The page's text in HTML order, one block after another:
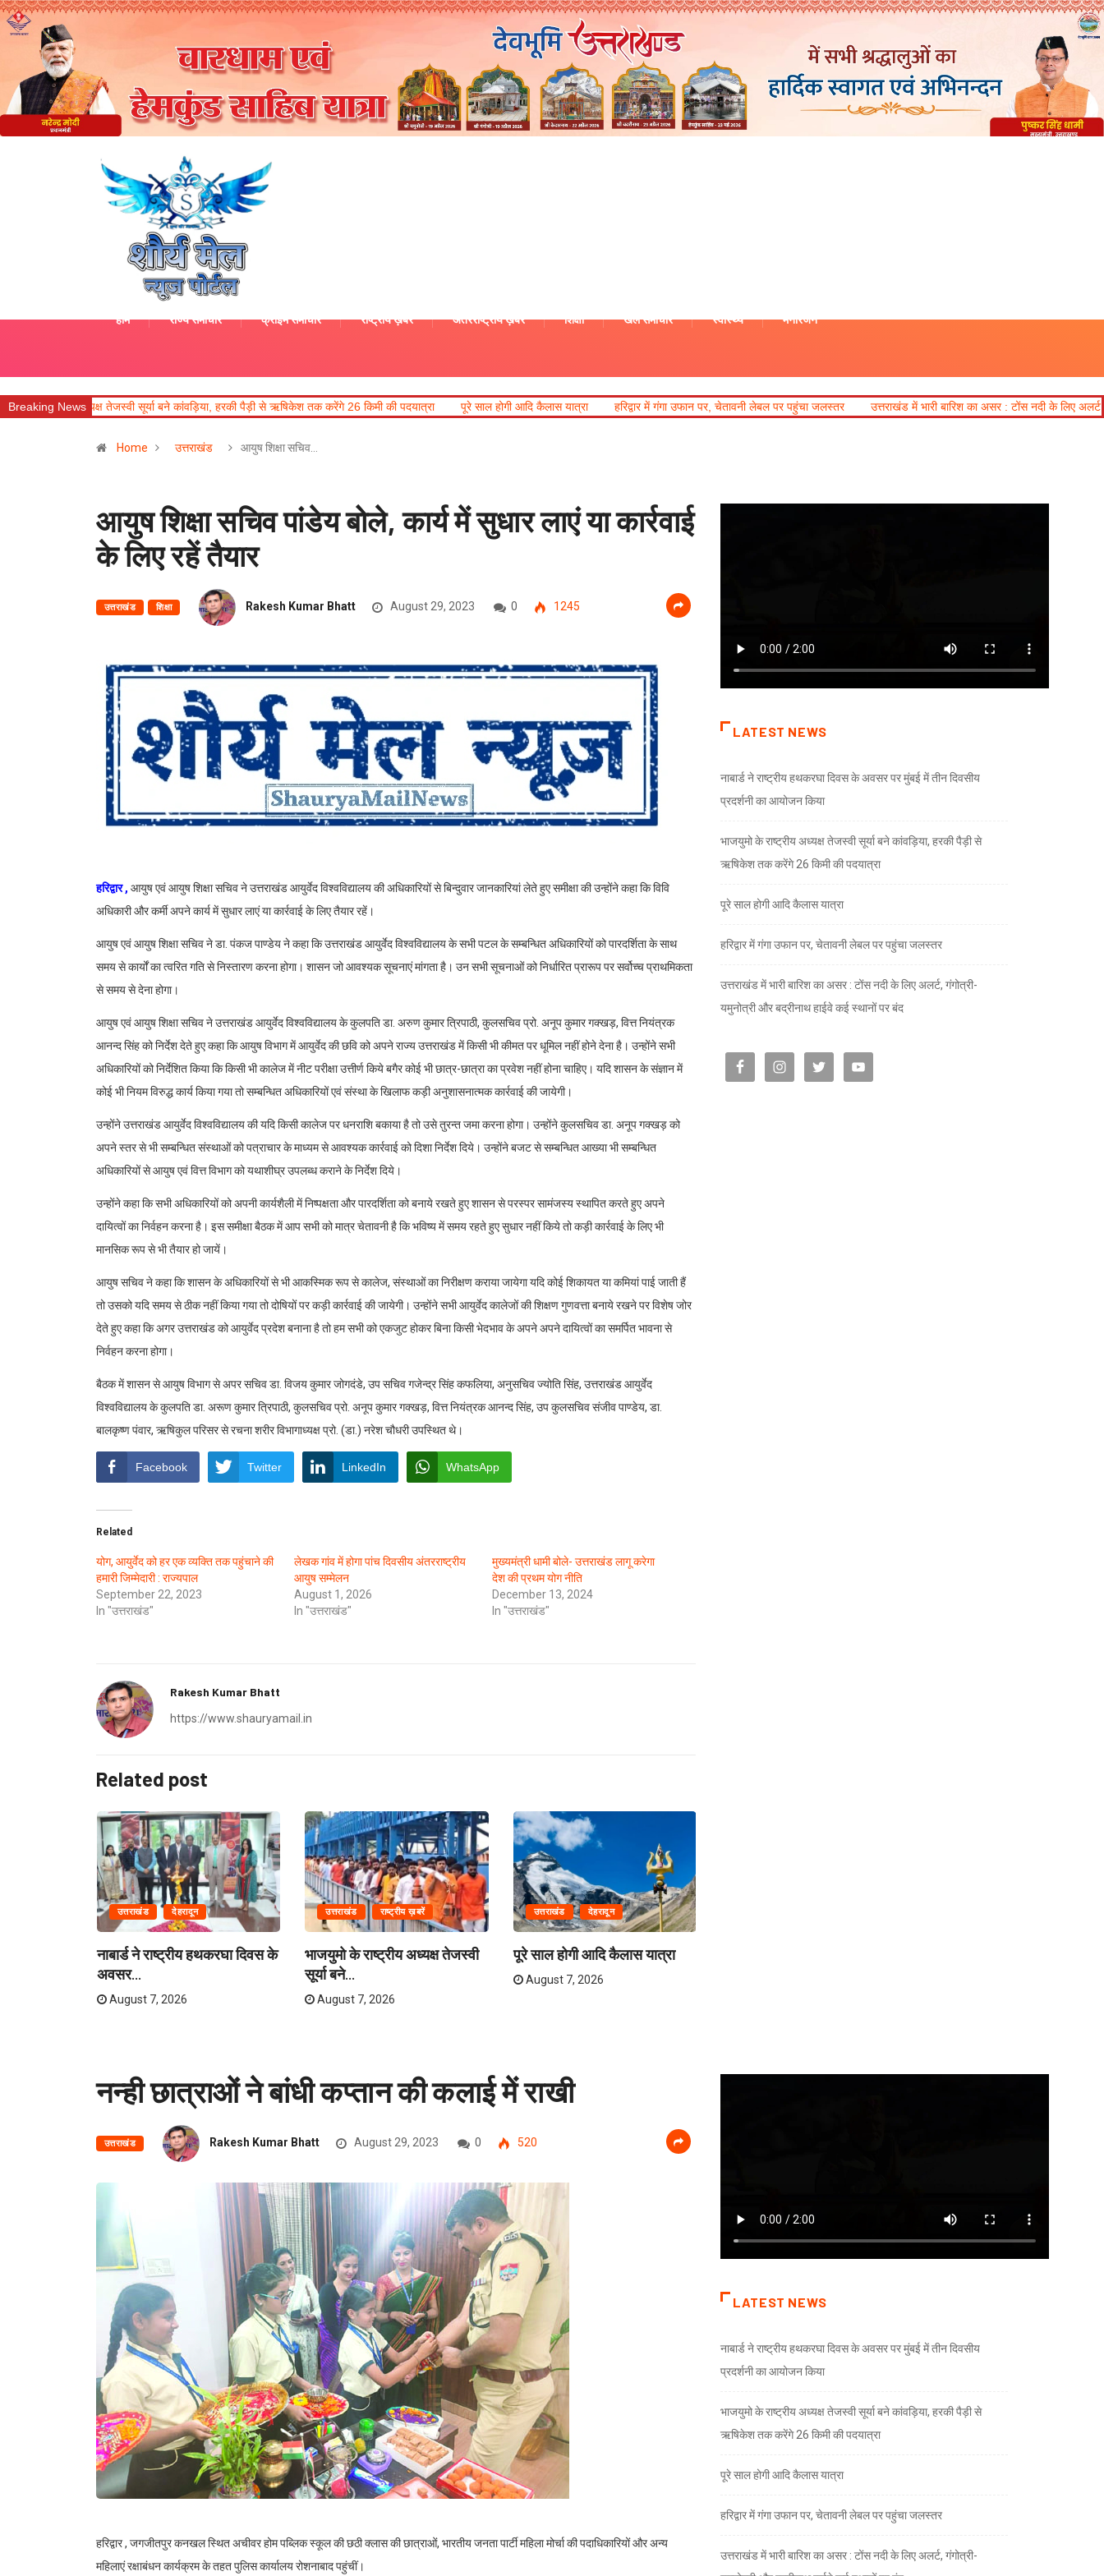
होम राज्य समाचार क्राइम समाचार राष्ट्रीय ख़बरें अंतरराष्ट्रीय ख़बरें शिक्षा खेल समाचार स्वास्थ्य मनोरंजन
Breaking News
तेजस्वी सूर्या बने कांवड़िया, हरकी पैड़ी से ऋषिकेश तक करेंगे 26 किमी की पदयात्रा पूरे साल होगी आदि कैलास यात्रा हरिद्वार में गंगा उफान पर, चेतावनी लेबल पर पहुंचा जलस्तर उत्तराखंड में भारी बारिश का असर : टोंस नदी के लिए अलर्ट, गंगोत्री-यमुनोत्री और
Home उत्तराखंड आयुष शिक्षा सचिव…
आयुष शिक्षा सचिव पांडेय बोले, कार्य में सुधार लाएं या कार्रवाई
के लिए रहें तैयार
उत्तराखंड शिक्षा Rakesh Kumar Bhatt August 29, 2023 0 1245
हरिद्वार , आयुष एवं आयुष शिक्षा सचिव ने उत्तराखंड आयुर्वेद विश्वविद्यालय की अधिकारियों से बिन्दुवार जानकारियां लेते हुए समीक्षा की उन्होंने कहा कि विवि
अधिकारी और कर्मी अपने कार्य में सुधार लाएं या कार्रवाई के लिए तैयार रहें।
आयुष एवं आयुष शिक्षा सचिव ने डा. पंकज पाण्डेय ने कहा कि उत्तराखंड आयुर्वेद विश्वविद्यालय के सभी पटल के सम्बन्धित अधिकारियों को पारदर्शिता के साथ
समय से कार्यों का त्वरित गति से निस्तारण करना होगा। शासन जो आवश्यक सूचनाएं मांगता है। उन सभी सूचनाओं को निर्धारित प्रारूप पर सर्वोच्च प्राथमिकता
से समय से देना होगा।
आयुष एवं आयुष शिक्षा सचिव ने उत्तराखंड आयुर्वेद विश्वविद्यालय के कुलपति डा. अरुण कुमार त्रिपाठी, कुलसचिव प्रो. अनूप कुमार गक्खड़, वित्त नियंत्रक
आनन्द सिंह को निर्देश देते हुए कहा कि आयुष विभाग में आयुर्वेद की छवि को अपने राज्य उत्तराखंड में किसी भी कीमत पर धूमिल नहीं होने देना है। उन्होंने सभी
अधिकारियों को निर्देशित किया कि किसी भी कालेज में नीट परीक्षा उत्तीर्ण किये बगैर कोई भी छात्र-छात्रा का प्रवेश नहीं होना चाहिए। यदि शासन के संज्ञान में
कोई भी नियम विरुद्ध कार्य किया गया तो सम्बन्धित अधिकारियों एवं संस्था के खिलाफ कड़ी अनुशासनात्मक कार्रवाई की जायेगी।
उन्होंने उत्तराखंड आयुर्वेद विश्वविद्यालय की यदि किसी कालेज पर धनराशि बकाया है तो उसे तुरन्त जमा करना होगा। उन्होंने कुलसचिव डा. अनूप गक्खड़ को
अपने स्तर से भी सम्बन्धित संस्थाओं को पत्राचार के माध्यम से आवश्यक कार्रवाई को दिशा निर्देश दिये। उन्होंने बजट से सम्बन्धित आख्या भी सम्बन्धित
अधिकारियों से आयुष एवं वित्त विभाग को यथाशीघ्र उपलब्ध कराने के निर्देश दिये।
उन्होंने कहा कि सभी अधिकारियों को अपनी कार्यशैली में निष्पक्षता और पारदर्शिता को बनाये रखते हुए शासन से परस्पर सामंजस्य स्थापित करते हुए अपने
दायित्वों का निर्वहन करना है। इस समीक्षा बैठक में आप सभी को मात्र चेतावनी है कि भविष्य में समय रहते हुए सुधार नहीं किये तो कड़ी कार्रवाई के लिए भी
मानसिक रूप से भी तैयार हो जायें।
आयुष सचिव ने कहा कि शासन के अधिकारियों से भी आकस्मिक रूप से कालेज, संस्थाओं का निरीक्षण कराया जायेगा यदि कोई शिकायत या कमियां पाई जाती हैं
तो उसको यदि समय से ठीक नहीं किया गया तो दोषियों पर कड़ी कार्रवाई की जायेगी। उन्होंने सभी आयुर्वेद कालेजों की शिक्षण गुणवत्ता बनाये रखने पर विशेष जोर
देते हुए कहा कि अगर उत्तराखंड को आयुर्वेद प्रदेश बनाना है तो हम सभी को एकजुट होकर बिना किसी भेदभाव के अपने अपने दायित्वों का समर्पित भावना से
निर्वहन करना होगा।
बैठक में शासन से आयुष विभाग से अपर सचिव डा. विजय कुमार जोगदंडे, उप सचिव गजेन्द्र सिंह कफलिया, अनुसचिव ज्योति सिंह, उत्तराखंड आयुर्वेद
विश्वविद्यालय के कुलपति डा. अरूण कुमार त्रिपाठी, कुलसचिव प्रो. अनूप कुमार गक्खड़, वित्त नियंत्रक आनन्द सिंह, उप कुलसचिव संजीव पाण्डेय, डा.
बालकृष्ण पंवार, ऋषिकुल परिसर से रचना शरीर विभागाध्यक्ष प्रो. (डा.) नरेश चौधरी उपस्थित थे।
Facebook Twitter LinkedIn WhatsApp
Related
योग, आयुर्वेद को हर एक व्यक्ति तक पहुंचाने की
हमारी जिम्मेदारी : राज्यपाल
September 22, 2023
In "उत्तराखंड"
लेखक गांव में होगा पांच दिवसीय अंतरराष्ट्रीय
आयुष सम्मेलन
August 1, 2026
In "उत्तराखंड"
मुख्यमंत्री धामी बोले- उत्तराखंड लागू करेगा
देश की प्रथम योग नीति
December 13, 2024
In "उत्तराखंड"
Rakesh Kumar Bhatt
https://www.shauryamail.in
Related post
उत्तराखंड देहरादून
नाबार्ड ने राष्ट्रीय हथकरघा दिवस के
अवसर...
August 7, 2026
उत्तराखंड राष्ट्रीय ख़बरें
भाजयुमो के राष्ट्रीय अध्यक्ष तेजस्वी
सूर्या बने...
August 7, 2026
उत्तराखंड देहरादून
पूरे साल होगी आदि कैलास यात्रा
August 7, 2026
LATEST NEWS
नाबार्ड ने राष्ट्रीय हथकरघा दिवस के अवसर पर मुंबई में तीन दिवसीय
प्रदर्शनी का आयोजन किया
भाजयुमो के राष्ट्रीय अध्यक्ष तेजस्वी सूर्या बने कांवड़िया, हरकी पैड़ी से
ऋषिकेश तक करेंगे 26 किमी की पदयात्रा
पूरे साल होगी आदि कैलास यात्रा
हरिद्वार में गंगा उफान पर, चेतावनी लेबल पर पहुंचा जलस्तर
उत्तराखंड में भारी बारिश का असर : टोंस नदी के लिए अलर्ट, गंगोत्री-
यमुनोत्री और बद्रीनाथ हाईवे कई स्थानों पर बंद
नन्ही छात्राओं ने बांधी कप्तान की कलाई में राखी
उत्तराखंड Rakesh Kumar Bhatt August 29, 2023 0 520
हरिद्वार , जगजीतपुर कनखल स्थित अचीवर होम पब्लिक स्कूल की छठी क्लास की छात्राओं, भारतीय जनता पार्टी महिला मोर्चा की पदाधिकारियों और अन्य
महिलाएं रक्षाबंधन कार्यक्रम के तहत पुलिस कार्यालय रोशनाबाद पहुंचीं।
LATEST NEWS
नाबार्ड ने राष्ट्रीय हथकरघा दिवस के अवसर पर मुंबई में तीन दिवसीय
प्रदर्शनी का आयोजन किया
भाजयुमो के राष्ट्रीय अध्यक्ष तेजस्वी सूर्या बने कांवड़िया, हरकी पैड़ी से
ऋषिकेश तक करेंगे 26 किमी की पदयात्रा
पूरे साल होगी आदि कैलास यात्रा
हरिद्वार में गंगा उफान पर, चेतावनी लेबल पर पहुंचा जलस्तर
उत्तराखंड में भारी बारिश का असर : टोंस नदी के लिए अलर्ट, गंगोत्री-